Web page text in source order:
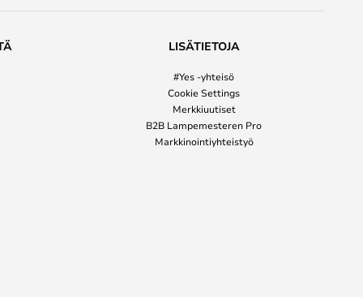
LISÄTIETOJA
#Yes -yhteisö
Cookie Settings
Merkkiuutiset
B2B Lampemesteren Pro
Markkinointiyhteistyö